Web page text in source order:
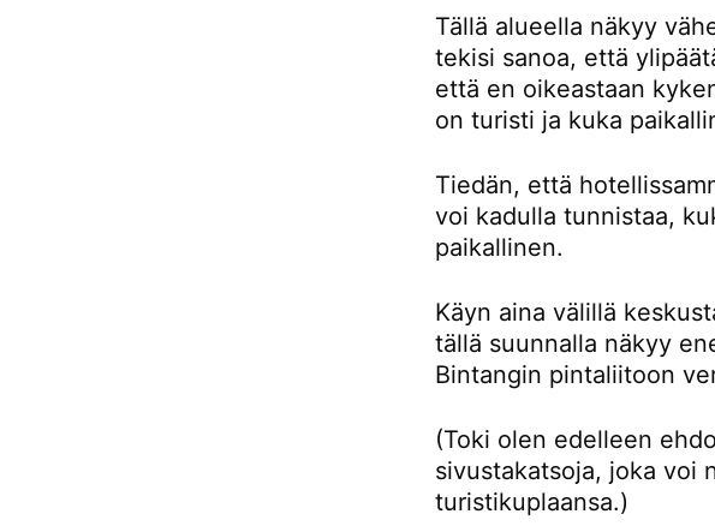
Tällä alueella näkyy
tekisi sanoa, että
että en oikeastaan
on turisti ja kuka
Tiedän, että
voi kadulla tunnistaa,
paikallinen.
Käyn aina välillä
tällä suunnalla näkyy
Bintangin pintaliitoon
(Toki olen edelleen
sivustakatsoja, joka voi
turistikuplaansa.)